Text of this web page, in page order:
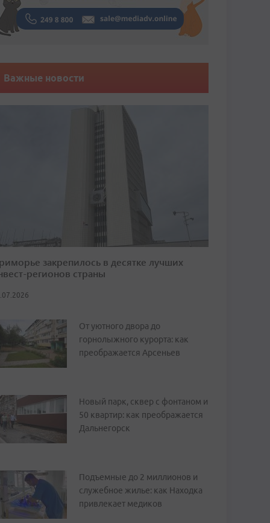
Важные новости
закрепилось в десятке лучших
регионов страны
От уютного двора до
горнолыжного курорта: как
преображается Арсеньев
Новый парк, сквер с фонтаном и
50 квартир: как преображается
Дальнегорск
Подъемные до 2 миллионов и
служебное жилье: как Находка
привлекает медиков